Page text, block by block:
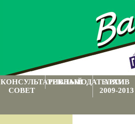
КОНСУЛЬТАТИВНЫЙ
СОВЕТ
РЕКЛАМОДАТЕЛЯМ
АРХИВ
2009-2013